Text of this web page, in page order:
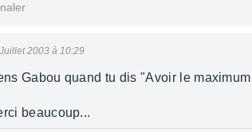
2003 à 10:29
Gabou quand tu dis "Avoir le
beaucoup...